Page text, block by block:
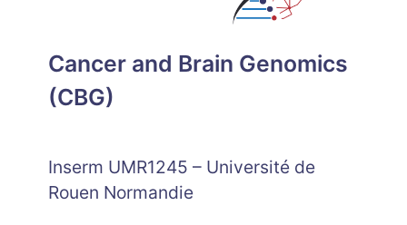
Cancer and Brain Genomics
(CBG)
Inserm UMR1245 – Université de
Rouen Normandie